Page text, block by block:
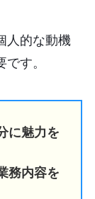
人的な動機
す。
に魅力を
務内容を